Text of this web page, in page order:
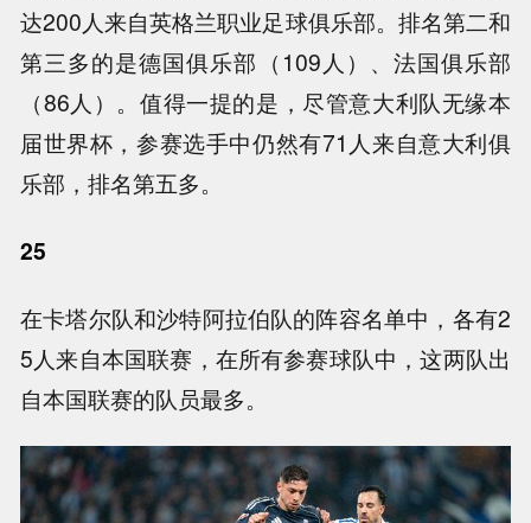
达200人来自英格兰职业足球俱乐部。排名第二和
第三多的是德国俱乐部（109人）、法国俱乐部
（86人）。值得一提的是，尽管意大利队无缘本
届世界杯，参赛选手中仍然有71人来自意大利俱
乐部，排名第五多。
25
在卡塔尔队和沙特阿拉伯队的阵容名单中，各有2
5人来自本国联赛，在所有参赛球队中，这两队出
自本国联赛的队员最多。